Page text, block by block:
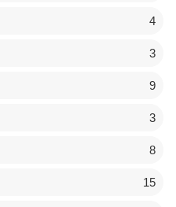
4
3
9
3
8
15